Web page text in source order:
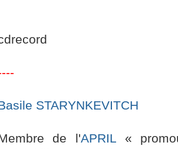
STARYNKEVITCH
de l'APRIL «